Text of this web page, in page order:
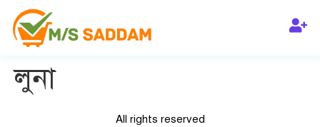
লুনা
All rights reserved